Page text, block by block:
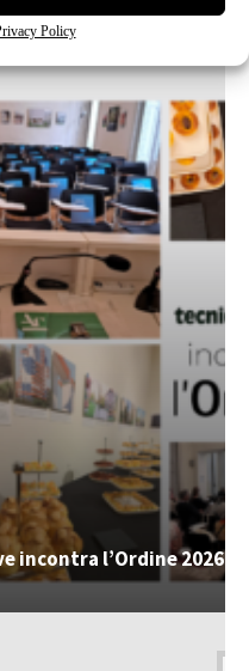
Policy
incontra l’Ordine 2026